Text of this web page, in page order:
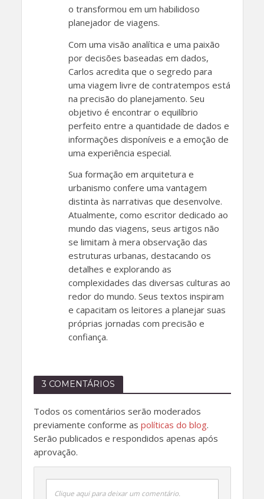
o transformou em um habilidoso
planejador de viagens.
Com uma visão analítica e uma paixão
por decisões baseadas em dados,
Carlos acredita que o segredo para
uma viagem livre de contratempos está
na precisão do planejamento. Seu
objetivo é encontrar o equilíbrio
perfeito entre a quantidade de dados e
informações disponíveis e a emoção de
uma experiência especial.
Sua formação em arquitetura e
urbanismo confere uma vantagem
distinta às narrativas que desenvolve.
Atualmente, como escritor dedicado ao
mundo das viagens, seus artigos não
se limitam à mera observação das
estruturas urbanas, destacando os
detalhes e explorando as
complexidades das diversas culturas ao
redor do mundo. Seus textos inspiram
e capacitam os leitores a planejar suas
próprias jornadas com precisão e
confiança.
3 COMENTÁRIOS
Todos os comentários serão moderados
previamente conforme as políticas do blog.
Serão publicados e respondidos apenas após
aprovação.
Clique aqui para deixar um comentário.